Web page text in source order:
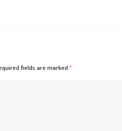
fields are marked*